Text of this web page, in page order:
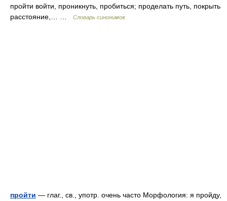
пройти войти, проникнуть, пробиться; проделать путь, покрыть
расстояние,… …
Словарь синонимов
пройти — глаг., св., употр. очень часто Морфология: я пройду,